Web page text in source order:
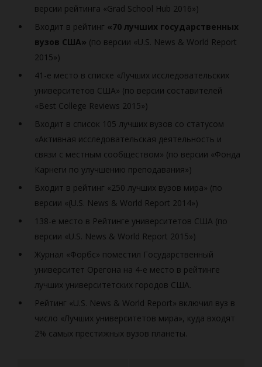
версии рейтинга «Grad School Hub 2016»)
Входит в рейтинг «70 лучших государственных
вузов США» (по версии «U.S. News & World Report
2015»)
41-е место в списке «Лучших исследовательских
университетов США» (по версии составителей
«Best College Reviews 2015»)
Входит в список 105 лучших вузов со статусом
«Активная исследовательская деятельность и
связи с местным сообществом» (по версии «Фонда
Карнеги по улучшению преподавания»)
Входит в рейтинг «250 лучших вузов мира» (по
версии «(U.S. News & World Report 2014»)
138-е место в Рейтинге университетов США (по
версии «U.S. News & World Report 2015»)
Журнал «Форбс» поместил Государственный
университет Орегона на 4-е место в рейтинге
лучших университетских городов США.
Рейтинг «U.S. News & World Report» включил вуз в
число «Лучших университетов мира», куда входят
2% самых престижных вузов планеты.